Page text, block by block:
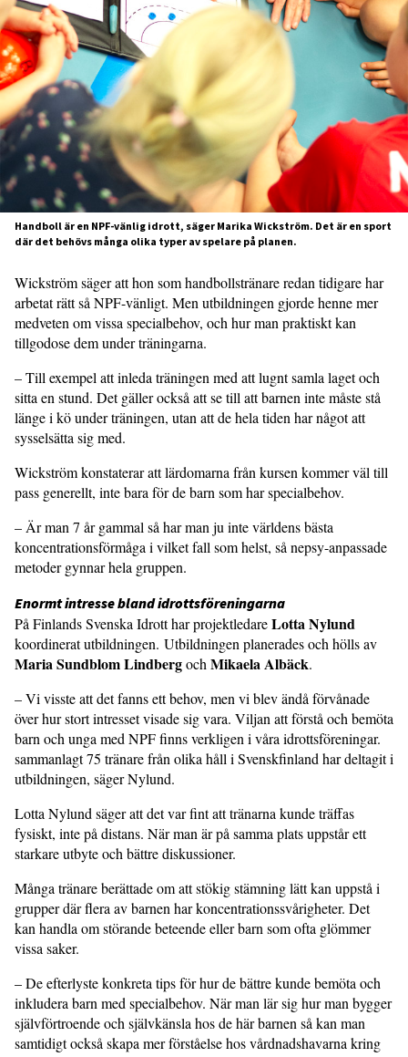
Handboll är en NPF-vänlig idrott, säger Marika Wickström. Det är en sport
där det behövs många olika typer av spelare på planen.
Wickström säger att hon som hand­bollstränare redan tidigare har
arbetat rätt så NPF-vänligt. Men utbildningen gjorde henne mer
medveten om vissa specialbehov, och hur man praktiskt kan
tillgodose dem under träningarna.
– Till exempel att inleda träningen med att lugnt samla laget och
sitta en stund. Det gäller också att se till att barnen inte måste stå
länge i kö under träningen, utan att de hela tiden har något att
sysselsätta sig med.
Wickström konstaterar att lärdo­marna från kursen kommer väl till
pass generellt, inte bara för de barn som har specialbehov.
– Är man 7 år gammal så har man ju inte världens bästa
koncentrationsför­måga i vilket fall som helst, så nepsy-anpassade
metoder gynnar hela gruppen.
Enormt intresse bland idrotts­föreningarna
På Finlands Svenska Idrott har projektledareLotta Nylund
koordinerat utbildningen. Utbildningen planerades och hölls av
Maria Sundblom LindbergochMikaela Albäck.
– Vi visste att det fanns ett behov, men vi blev ändå förvånade
över hur stort intresset visade sig vara. Viljan att förstå och bemöta
barn och unga med NPF finns verkligen i våra idrottsföreningar.
sammanlagt 75 tränare från olika håll i Svenskfinland har deltagit i
utbildningen, säger Nylund.
Lotta Nylund säger att det var fint att tränarna kunde träffas
fysiskt, inte på dis­tans. När man är på samma plats uppstår ett
starkare utbyte och bättre diskussioner.
Många tränare berättade om att stökig stämning lätt kan uppstå i
grupper där flera av barnen har koncentrationssvårigheter. Det
kan handla om störande beteende eller barn som ofta glömmer
vissa saker.
– De efterlyste konkreta tips för hur de bättre kunde bemöta och
inkludera barn med specialbehov. När man lär sig hur man bygger
självförtroende och självkänsla hos de här barnen så kan man
samtidigt också skapa mer förståelse hos vårdnadshavarna kring